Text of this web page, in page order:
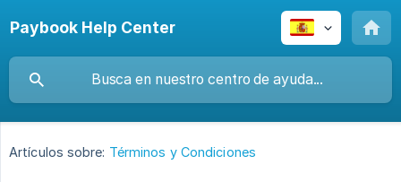
Paybook Help Center
Artículos sobre: Términos y Condiciones